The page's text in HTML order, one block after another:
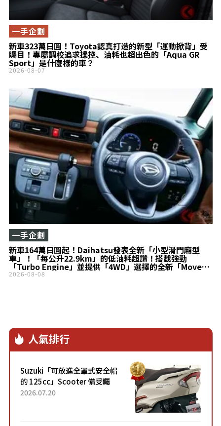
新車323萬日圓！Toyota認真打造的新型「運動掀背」受
矚目！專屬調校追求操控、油耗也超出色的「Aqua GR
Sport」是什麼樣的車？
一手企劃
2026-08-07
新車164萬日圓起！Daihatsu發表全新「小型滑門廂型
車」！「每公升22.9km」的低油耗超讚！搭載強勁
「Turbo Engine」並提供「4WD」選擇的全新「Move
Canbus」登場！
一手企劃
2026-08-08
人氣排行
Suzuki「可放進全罩式安全帽
的 125cc」Scooter 備受矚
目！採用全新流線設計與各項
2026.07.20